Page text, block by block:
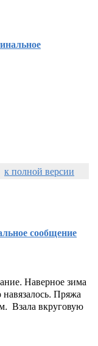
к полной версии
сообщение
Наверное зима
Пряжа
Взала вкруговую